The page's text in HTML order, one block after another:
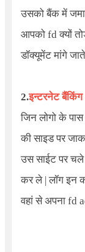
उसको बैंक में
आपको fd क्यों
डॉक्यूमेंट मांगे
2.इन्टरनेट बैंकिंग
जिन लोगो के
की साइड पर
उस साईट पर
कर ले | लॉग इन
वहां से अपना fd